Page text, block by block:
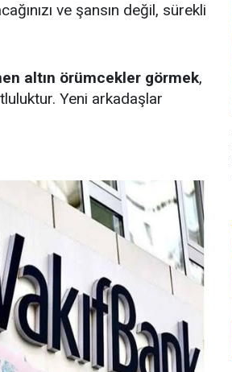
ve şansın değil, sürekli
altın örümcekler görmek,
Yeni arkadaşlar